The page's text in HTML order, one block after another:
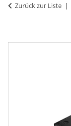
Zurück zur Liste